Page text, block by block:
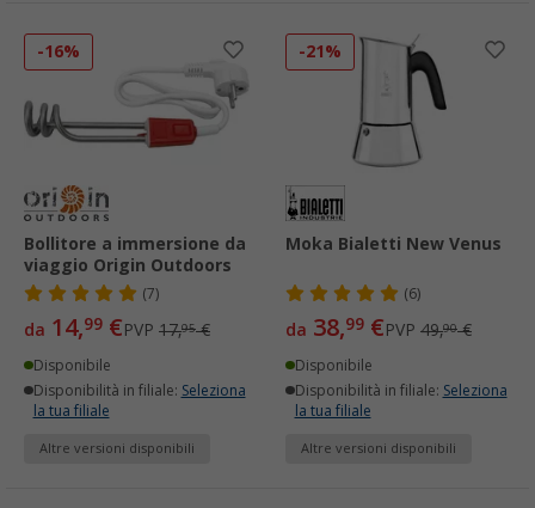
-16%
Bollitore a immersione da
viaggio Origin Outdoors
(7)
da 14,99 €PVP 17,95€
Disponibile
Disponibilità in filiale: Seleziona
la tua filiale
Altre versioni disponibili
-21%
Moka Bialetti New Venus
(6)
da 38,99 €PVP 49,90€
Disponibile
Disponibilità in filiale: Seleziona
la tua filiale
Altre versioni disponibili